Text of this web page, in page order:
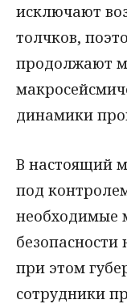
исключают
толчков,
продолжают
динамики
В настоящий
под
необходимые
при этом
сотрудники